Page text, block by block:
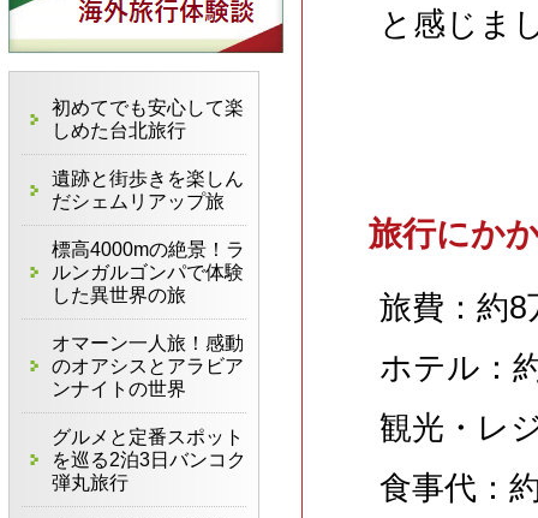
と感じま
旅行にか
旅費：約8
ホテル：
観光・レ
食事代：
初めてでも安心して楽
しめた台北旅行
遺跡と街歩きを楽しん
だシェムリアップ旅
標高4000mの絶景！ラ
ルンガルゴンパで体験
した異世界の旅
オマーン一人旅！感動
のオアシスとアラビア
ンナイトの世界
グルメと定番スポット
を巡る2泊3日バンコク
弾丸旅行